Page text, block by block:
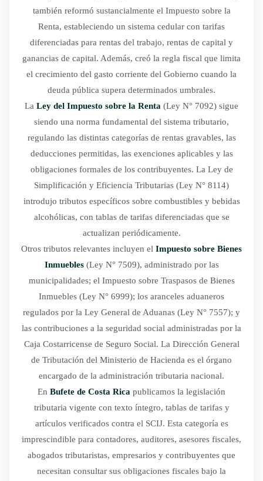
también reformó sustancialmente el Impuesto sobre la
Renta, estableciendo un sistema cedular con tarifas
diferenciadas para rentas del trabajo, rentas de capital y
ganancias de capital. Además, creó la regla fiscal que limita
el crecimiento del gasto corriente del Gobierno cuando la
deuda pública supera determinados umbrales.
La Ley del Impuesto sobre la Renta (Ley N° 7092) sigue
siendo una norma fundamental del sistema tributario,
regulando las distintas categorías de rentas gravables, las
deducciones permitidas, las exenciones aplicables y las
obligaciones formales de los contribuyentes. La Ley de
Simplificación y Eficiencia Tributarias (Ley N° 8114)
introdujo tributos específicos sobre combustibles y bebidas
alcohólicas, con tablas de tarifas diferenciadas que se
actualizan periódicamente.
Otros tributos relevantes incluyen el Impuesto sobre Bienes
Inmuebles(Ley N° 7509), administrado por las
municipalidades; el Impuesto sobre Traspasos de Bienes
Inmuebles (Ley N° 6999); los aranceles aduaneros
regulados por la Ley General de Aduanas (Ley N° 7557); y
las contribuciones a la seguridad social administradas por la
Caja Costarricense de Seguro Social. La Dirección General
de Tributación del Ministerio de Hacienda es el órgano
encargado de la administración tributaria nacional.
En Bufete de Costa Rica publicamos la legislación
tributaria vigente con texto íntegro, tablas de tarifas y
artículos verificados contra el SCIJ. Esta categoría es
imprescindible para contadores, auditores, asesores fiscales,
abogados tributaristas, empresarios y contribuyentes que
necesitan consultar sus obligaciones fiscales bajo la